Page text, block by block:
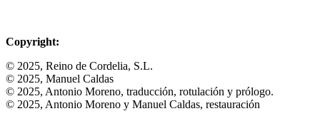
Copyright:
© 2025, Reino de Cordelia, S.L.
© 2025, Manuel Caldas
© 2025, Antonio Moreno, traducción, rotulación y prólogo.
© 2025, Antonio Moreno y Manuel Caldas, restauración